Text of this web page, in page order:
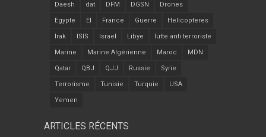
Daesh dat DFM DGSN Drones
Egypte EI France Guerre Helicopteres
Irak ISIS Israel Libye lutte anti terroriste
Marine Marine Algérienne Maroc MDN
Qatar QBJ QJJ Russie Syrie
Terrorisme Tunisie Turquie USA
Yemen
ARTICLES RÉCENTS